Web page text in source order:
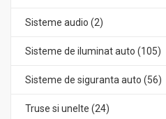
Sisteme audio (2)
Sisteme de iluminat auto (105)
Sisteme de siguranta auto (56)
Truse si unelte (24)